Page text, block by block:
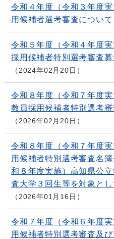
令和４年度（令和３年度
用候補者選考審査について
令和５年度（令和４年度
採用候補者特別選考審査
2024年02月20日
令和８年度（令和７年度
教員採用候補者特別選考
2026年02月20日
令和８年度（令和７年度
用候補者特別選考審査名
和８年度実施）高知県公
査大学３回生等を対象と
2026年01月16日
令和７年度（令和６年度
用候補者特別選考審査及